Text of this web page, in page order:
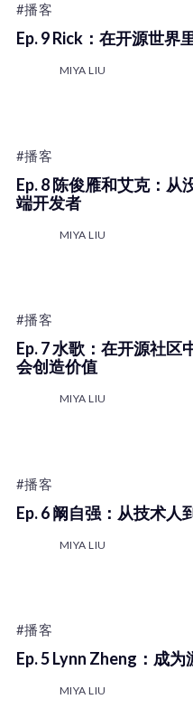
#播客
Ep. 9 Rick：在开源世界
MIYA LIU
#播客
Ep. 8 陈俊雁和艾克：
端开发者
MIYA LIU
#播客
Ep. 7 水歌：在开源社
会创造价值
MIYA LIU
#播客
Ep. 6 阚自强：从技术人
MIYA LIU
#播客
Ep. 5 Lynn Zheng：成
MIYA LIU